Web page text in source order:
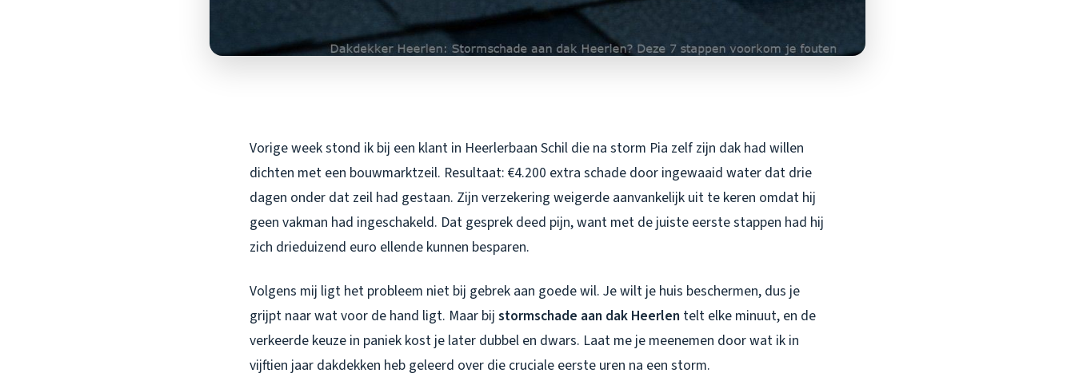
Vorige week stond ik bij een klant in Heerlerbaan Schil die na storm Pia zelf zijn dak had willen
dichten met een bouwmarktzeil. Resultaat: €4.200 extra schade door ingewaaid water dat drie
dagen onder dat zeil had gestaan. Zijn verzekering weigerde aanvankelijk uit te keren omdat hij
geen vakman had ingeschakeld. Dat gesprek deed pijn, want met de juiste eerste stappen had hij
zich drieduizend euro ellende kunnen besparen.
Volgens mij ligt het probleem niet bij gebrek aan goede wil. Je wilt je huis beschermen, dus je
grijpt naar wat voor de hand ligt. Maar bij stormschade aan dak Heerlen telt elke minuut, en de
verkeerde keuze in paniek kost je later dubbel en dwars. Laat me je meenemen door wat ik in
vijftien jaar dakdekken heb geleerd over die cruciale eerste uren na een storm.